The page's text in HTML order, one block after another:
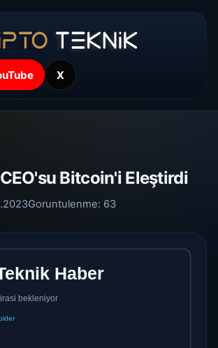
X
Bitcoin'i Eleştirdi
Goruntulenme: 63